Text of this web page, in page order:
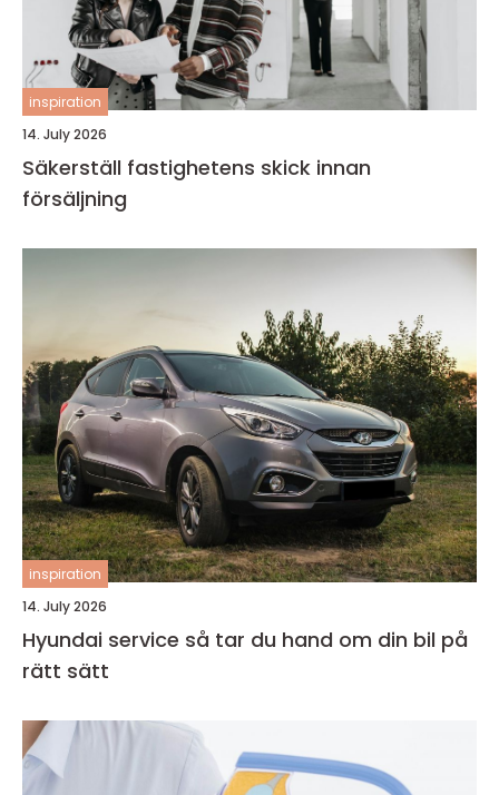
inspiration
14. July 2026
Säkerställ fastighetens skick innan
försäljning
inspiration
14. July 2026
Hyundai service så tar du hand om din bil på
rätt sätt